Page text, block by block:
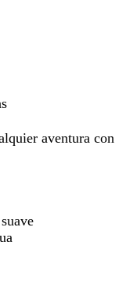
aventura con